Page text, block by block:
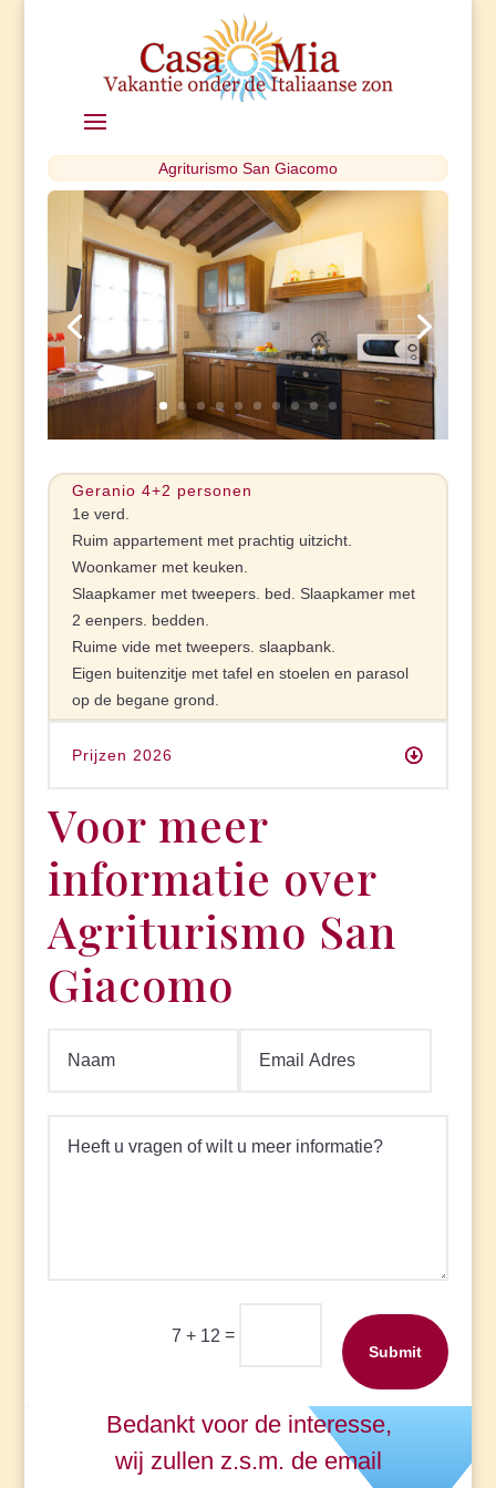
Agriturismo San Giacomo
Geranio 4+2 personen
1e verd.
Ruim appartement met prachtig uitzicht.
Woonkamer met keuken.
Slaapkamer met tweepers. bed. Slaapkamer met
2 eenpers. bedden.
Ruime vide met tweepers. slaapbank.
Eigen buitenzitje met tafel en stoelen en parasol
op de begane grond.
Prijzen 2026
Voor meer
informatie over
Agriturismo San
Giacomo
7 + 12 =
Submit
Bedankt voor de interesse,
wij zullen z.s.m. de email